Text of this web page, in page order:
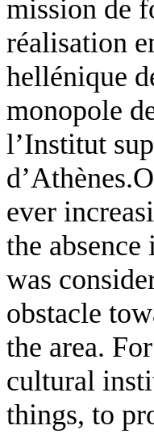
mission de
réalisation
hellénique
monopole
l’Institut
ever
the
was
obstacle
the area.
cultural
things, to